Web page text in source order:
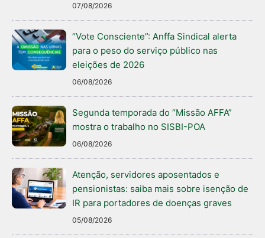
07/08/2026
“Vote Consciente”: Anffa Sindical alerta
para o peso do serviço público nas
eleições de 2026
06/08/2026
Segunda temporada do “Missão AFFA”
mostra o trabalho no SISBI-POA
06/08/2026
Atenção, servidores aposentados e
pensionistas: saiba mais sobre isenção de
IR para portadores de doenças graves
05/08/2026